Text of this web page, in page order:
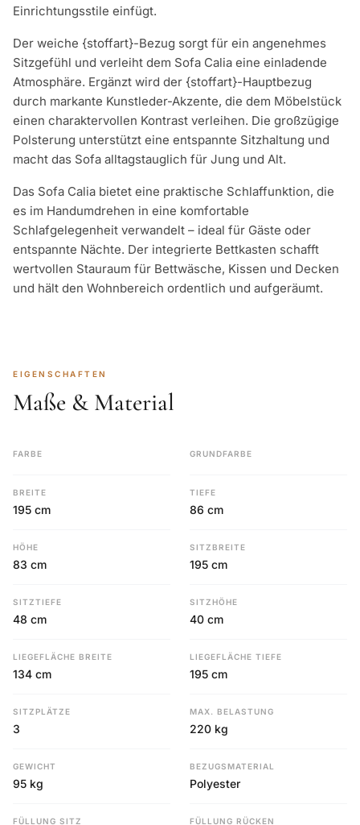
Einrichtungsstile einfügt.
Der weiche {stoffart}-Bezug sorgt für ein angenehmes
Sitzgefühl und verleiht dem Sofa Calia eine einladende
Atmosphäre. Ergänzt wird der {stoffart}-Hauptbezug
durch markante Kunstleder-Akzente, die dem Möbelstück
einen charaktervollen Kontrast verleihen. Die großzügige
Polsterung unterstützt eine entspannte Sitzhaltung und
macht das Sofa alltagstauglich für Jung und Alt.
Das Sofa Calia bietet eine praktische Schlaffunktion, die
es im Handumdrehen in eine komfortable
Schlafgelegenheit verwandelt – ideal für Gäste oder
entspannte Nächte. Der integrierte Bettkasten schafft
wertvollen Stauraum für Bettwäsche, Kissen und Decken
und hält den Wohnbereich ordentlich und aufgeräumt.
EIGENSCHAFTEN
Maße & Material
FARBE GRUNDFARBE
BREITE
195 cm
TIEFE
86 cm
HÖHE
83 cm
SITZBREITE
195 cm
SITZTIEFE
48 cm
SITZHÖHE
40 cm
LIEGEFLÄCHE BREITE
134 cm
LIEGEFLÄCHE TIEFE
195 cm
SITZPLÄTZE
3
MAX. BELASTUNG
220 kg
GEWICHT
95 kg
BEZUGSMATERIAL
Polyester
FÜLLUNG SITZ FÜLLUNG RÜCKEN